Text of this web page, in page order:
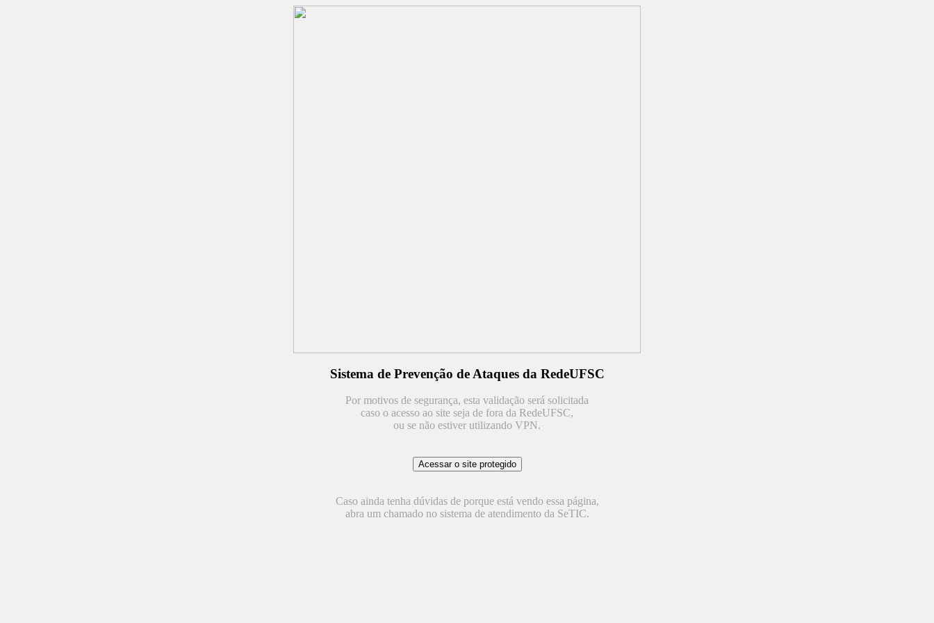
Sistema de Prevenção de Ataques da RedeUFSC
Por motivos de segurança, esta validação será solicitada
caso o acesso ao site seja de fora da RedeUFSC,
ou se não estiver utilizando VPN.
Caso ainda tenha dúvidas de porque está vendo essa página,
abra um chamado no sistema de atendimento da SeTIC.